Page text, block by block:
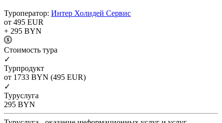
Туроператор: Интер Холидей Сервис
от 495 EUR
+ 295 BYN
Cтоимость тура
✓
Турпродукт
от 1733 BYN (495 EUR)
✓
Туруслуга
295 BYN